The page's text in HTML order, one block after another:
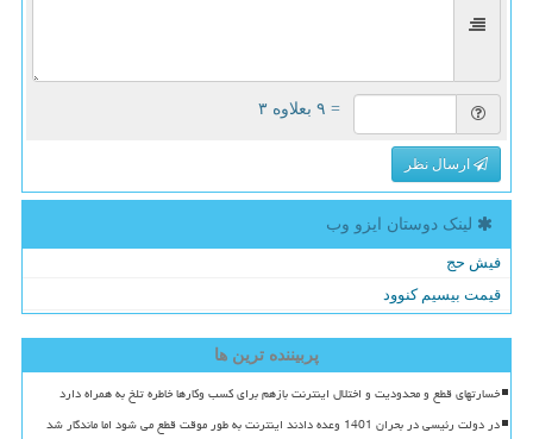
= ۹ بعلاوه ۳
ارسال نظر
لینک دوستان ایزو وب
فیش حج
قیمت بیسیم کنوود
پربیننده ترین ها
خسارتهای قطع و محدودیت و اختلال اینترنت بازهم برای کسب وکارها خاطره تلخ به همراه دارد
در دولت رئیسی در بحران 1401 وعده دادند اینترنت به طور موقت قطع می شود اما ماندگار شد